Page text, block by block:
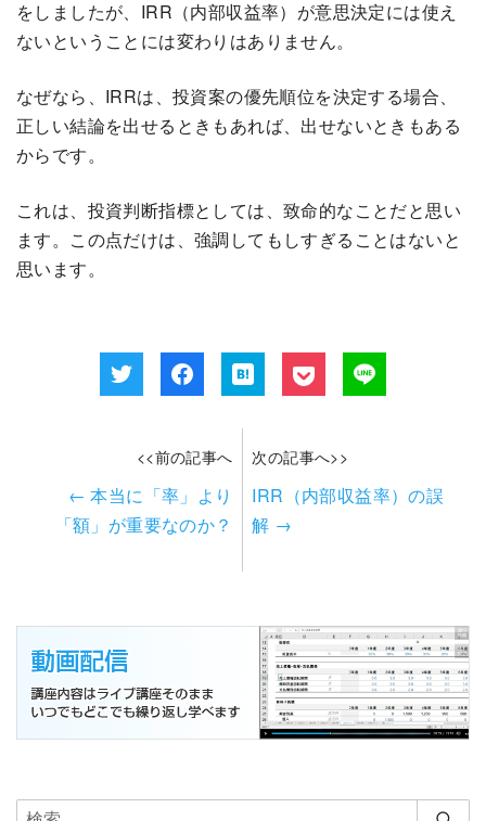
をしましたが、IRR（内部収益率）が意思決定には使え
ないということには変わりはありません。
なぜなら、IRRは、投資案の優先順位を決定する場合、
正しい結論を出せるときもあれば、出せないときもある
からです。
これは、投資判断指標としては、致命的なことだと思い
ます。この点だけは、強調してもしすぎることはないと
思います。
<<前の記事へ
← 本当に「率」より
「額」が重要なのか？
次の記事へ>>
IRR（内部収益率）の誤
解 →